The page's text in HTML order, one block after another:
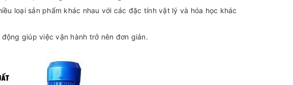
loại sản phẩm khác nhau với các đặc tính vật lý và hóa học khác
giúp việc vận hành trở nên đơn giản.